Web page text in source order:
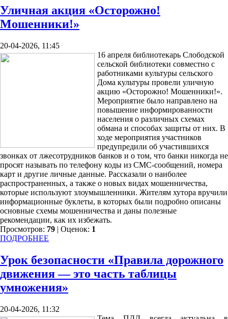
Уличная акция «Осторожно!
Мошенники!»
20-04-2026, 11:45
16 апреля библиотекарь Слободской
сельской библиотеки совместно с
работниками культуры сельского
Дома культуры провели уличную
акцию «Осторожно! Мошенники!».
Мероприятие было направлено на
повышение информированности
населения о различных схемах
обмана и способах защиты от них. В
ходе мероприятия участников
предупредили об участившихся
звонках от лжесотрудников банков и о том, что банки никогда не
просят называть по телефону коды из СМС-сообщений, номера
карт и другие личные данные. Рассказали о наиболее
распространенных, а также о новых видах мошенничества,
которые используют злоумышленники. Жителям хутора вручили
информационные буклеты, в которых были подробно описаны
основные схемы мошенничества и даны полезные
рекомендации, как их избежать.
Просмотров: 79 | Оценок: 1
ПОДРОБНЕЕ
Урок безопасности «Правила дорожного
движения — это часть таблицы
умножения»
20-04-2026, 11:32